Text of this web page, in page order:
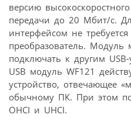
версию
передачи до 20 Мбит/с.
интерфейсом не
преобразователь.
подключать к другим
USB модуль WF121
устройство, отвечающее
обычному ПК. При этом
OHCI и UHCI.